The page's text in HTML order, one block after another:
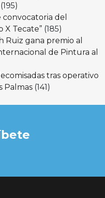
(195)
del
X Tecate” (185)
Ruiz gana premio al
de Pintura al
tras operativo
Palmas (141)